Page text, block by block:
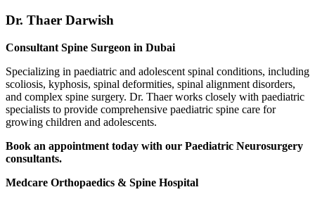
Dr. Thaer Darwish
Consultant Spine Surgeon in Dubai
Specializing in paediatric and adolescent spinal conditions, including
scoliosis, kyphosis, spinal deformities, spinal alignment disorders,
and complex spine surgery. Dr. Thaer works closely with paediatric
specialists to provide comprehensive paediatric spine care for
growing children and adolescents.
Book an appointment today with our Paediatric Neurosurgery
consultants.
Medcare Orthopaedics & Spine Hospital